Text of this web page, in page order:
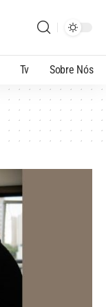
Tv Sobre Nós